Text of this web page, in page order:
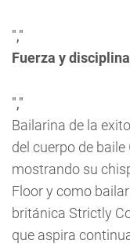
","
Fuerza y disciplina
","
Bailarina de la
del cuerpo de
mostrando su
Floory como
británica Strictly
que aspira